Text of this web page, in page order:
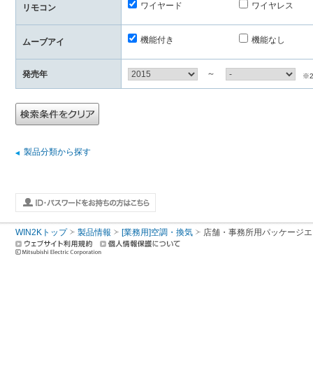
リモコン ワイヤード ワイヤレス
ムーブアイ 機能付き 機能なし
発売年 ～
製品分類から探す
WIN2Kトップ 製品情報 [業務用]空調・換気 店舗・事務所用パッケージ